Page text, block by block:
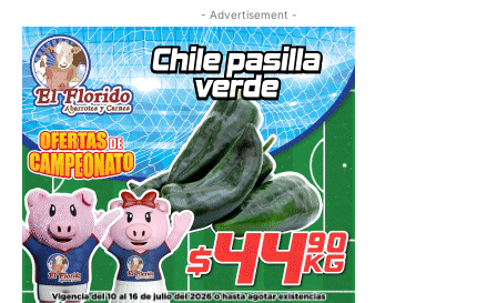
- Advertisement -